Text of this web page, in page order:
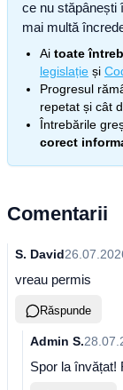
ce nu stăpânești
mai multă
Ai toate
legislație și
Progresul
repetat și cât
Întrebările
corect
Comentarii
S. David
vreau permis
Răspunde
Admin S.
Spor la învățat!